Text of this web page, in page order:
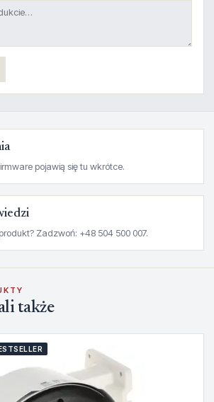
pojawią się tu wkrótce.
Zadzwoń: +48 504 500 007.
także